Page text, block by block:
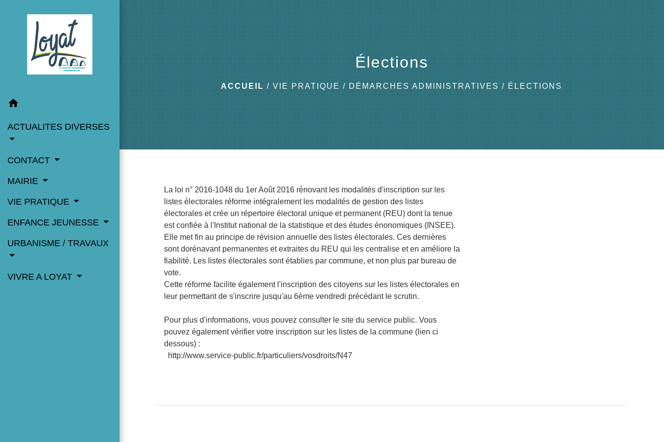
home
ACTUALITES DIVERSES
CONTACT
MAIRIE
VIE PRATIQUE
ENFANCE JEUNESSE
URBANISME / TRAVAUX
VIVRE A LOYAT
Élections
ACCUEIL /VIE PRATIQUE / DÉMARCHES ADMINISTRATIVES / ÉLECTIONS
La loi n° 2016-1048 du 1er Août 2016 rénovant les modalités d'inscription sur les
listes électorales réforme intégralement les modalités de gestion des listes
électorales et crée un répertoire électoral unique et permanent (REU) dont la tenue
est confiée à l'Institut national de la statistique et des études énonomiques (INSEE).
Elle met fin au principe de révision annuelle des listes électorales. Ces dernières
sont dorénavant permanentes et extraites du REU qui les centralise et en améliore la
fiabilité. Les listes électorales sont établies par commune, et non plus par bureau de
vote.
Cette réforme facilite également l'inscription des citoyens sur les listes électorales en
leur permettant de s'inscrire jusqu'au 6ème vendredi précédant le scrutin.
Pour plus d'informations, vous pouvez consulter le site du service public. Vous
pouvez également vérifier votre inscription sur les listes de la commune (lien ci
dessous) :
http://www.service-public.fr/particuliers/vosdroits/N47